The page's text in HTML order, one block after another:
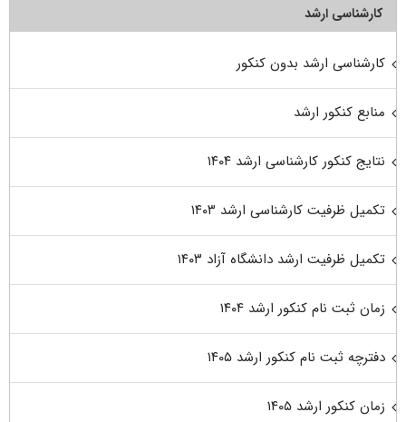
کارشناسی ارشد
کارشناسی ارشد بدون کنکور
منابع کنکور ارشد
نتایج کنکور کارشناسی ارشد ۱۴۰۴
تکمیل ظرفیت کارشناسی ارشد ۱۴۰۳
تکمیل ظرفیت ارشد دانشگاه آزاد ۱۴۰۳
زمان ثبت نام کنکور ارشد ۱۴۰۴
دفترچه ثبت نام کنکور ارشد ۱۴۰۵
زمان کنکور ارشد ۱۴۰۵